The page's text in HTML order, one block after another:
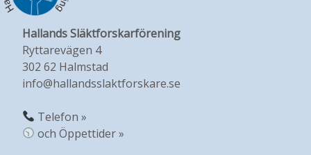
Hallands Släktforskarförening
Ryttarevägen 4
302 62 Halmstad
info@hallandsslaktforskare.se
Telefon »
och Öppettider »